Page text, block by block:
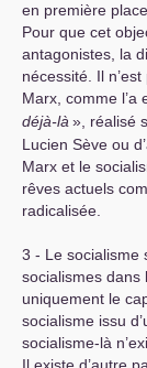
en première
Pour que cet
antagonistes, la
nécessité. Il
Marx, comme l’a
déjà-là », réalisé
Lucien Sève ou
Marx et le
rêves actuels
radicalisée.
3 - Le socialisme
socialismes dans
uniquement le
socialisme issu
socialisme-là